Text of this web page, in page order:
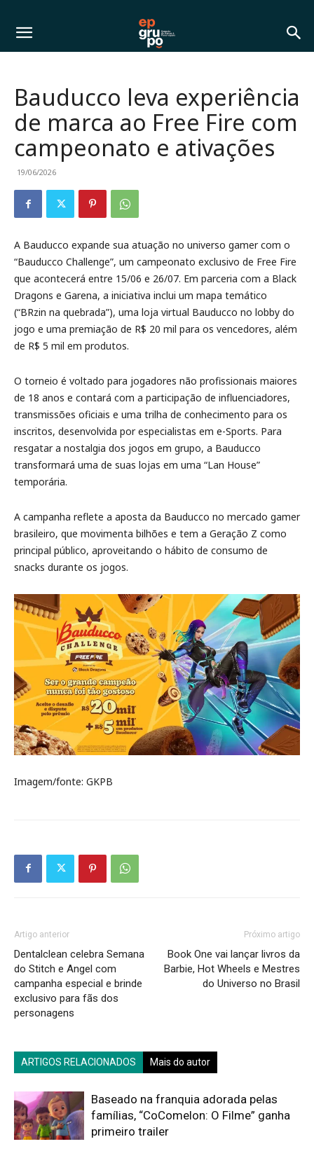
Bauducco leva experiência
de marca ao Free Fire com
campeonato e ativações
19/06/2026
A Bauducco expande sua atuação no universo gamer com o
“Bauducco Challenge”, um campeonato exclusivo de Free Fire
que acontecerá entre 15/06 e 26/07. Em parceria com a Black
Dragons e Garena, a iniciativa inclui um mapa temático
(“BRzin na quebrada”), uma loja virtual Bauducco no lobby do
jogo e uma premiação de R$ 20 mil para os vencedores, além
de R$ 5 mil em produtos.
O torneio é voltado para jogadores não profissionais maiores
de 18 anos e contará com a participação de influenciadores,
transmissões oficiais e uma trilha de conhecimento para os
inscritos, desenvolvida por especialistas em e-Sports. Para
resgatar a nostalgia dos jogos em grupo, a Bauducco
transformará uma de suas lojas em uma “Lan House”
temporária.
A campanha reflete a aposta da Bauducco no mercado gamer
brasileiro, que movimenta bilhões e tem a Geração Z como
principal público, aproveitando o hábito de consumo de
snacks durante os jogos.
Imagem/fonte: GKPB
Artigo anterior
Dentalclean celebra Semana
do Stitch e Angel com
campanha especial e brinde
exclusivo para fãs dos
personagens
Próximo artigo
Book One vai lançar livros da
Barbie, Hot Wheels e Mestres
do Universo no Brasil
ARTIGOS RELACIONADOS Mais do autor
Baseado na franquia adorada pelas
famílias, “CoComelon: O Filme” ganha
primeiro trailer